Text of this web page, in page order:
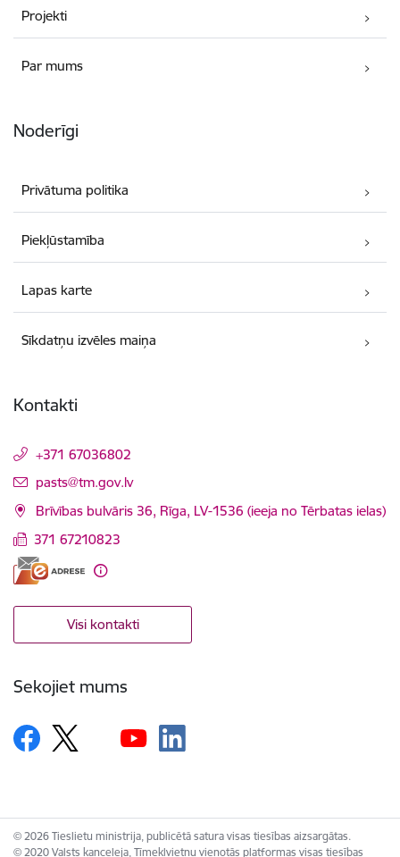
Projekti
Par mums
Noderīgi
Privātuma politika
Piekļūstamība
Lapas karte
Sīkdatņu izvēles maiņa
Kontakti
+371 67036802
E-pasts:
pasts@tm.gov.lv
Brīvības bulvāris 36, Rīga, LV-1536 (ieeja no Tērbatas ielas)
371 67210823
Visi kontakti
Sekojiet mums
© 2026 Tieslietu ministrija, publicētā satura visas tiesības aizsargātas.
© 2020 Valsts kanceleja, Tīmekļvietņu vienotās platformas visas tiesības